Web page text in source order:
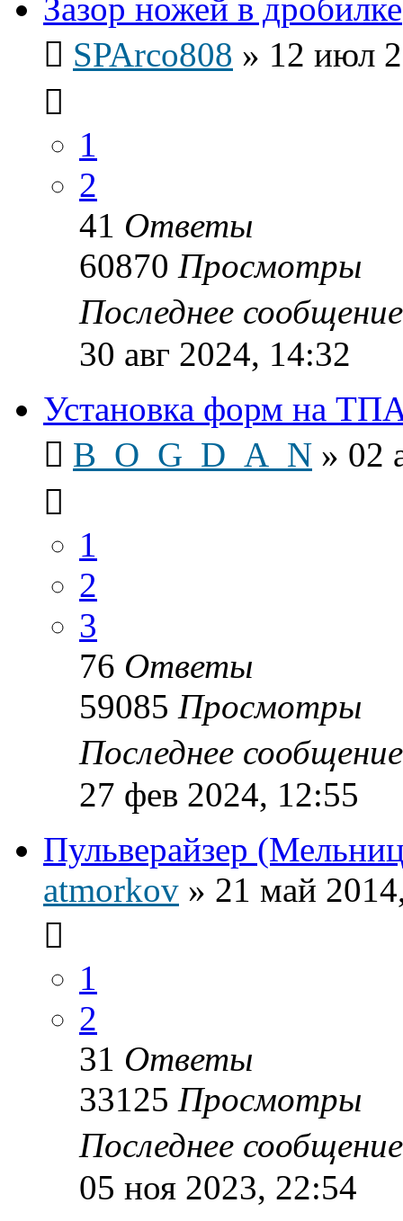
Зазор ножей в дробилке
SPArco808 » 12 июл
1
2
41 Ответы
60870 Просмотры
Последнее
30 авг 2024, 14:32
Установка форм на
B_O_G_D_A_N » 02
1
2
3
76 Ответы
59085 Просмотры
Последнее
27 фев 2024, 12:55
Пульверайзер
atmorkov » 21 май
1
2
31 Ответы
33125 Просмотры
Последнее
05 ноя 2023, 22:54